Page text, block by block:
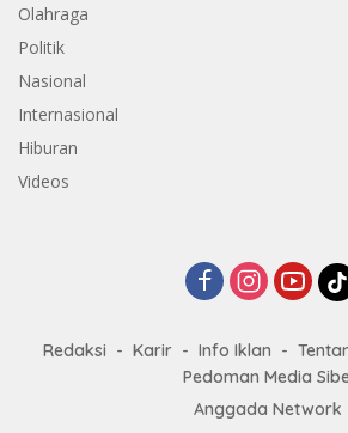
Olahraga
Politik
Nasional
Internasional
Hiburan
Videos
Redaksi Karir Info Iklan
Pedoman Media
Anggada Network